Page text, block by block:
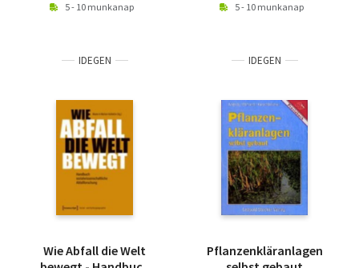
5 - 10 munkanap 5 - 10 munkanap
IDEGEN
Wie Abfall die Welt
IDEGEN
Pflanzenkläranlagen